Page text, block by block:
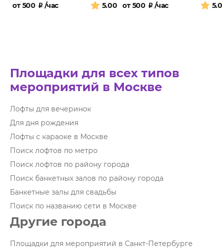
5.00
от500 ₽ /час от500 ₽ /час
Площадки для всех типов
мероприятий в Москве
Лофты для вечеринок
Для дня рождения
Лофты с караоке в Москве
Поиск лофтов по метро
Поиск лофтов по району города
Поиск банкетных залов по району города
Банкетные залы для свадьбы
Поиск по названию сети в Москве
Другие города
Площадки для мероприятий в Санкт-Петербурге